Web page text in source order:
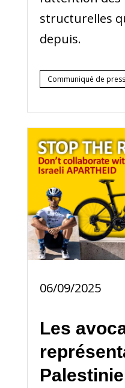
structurelles
depuis.
Communiqué de
06/09/2025
Les